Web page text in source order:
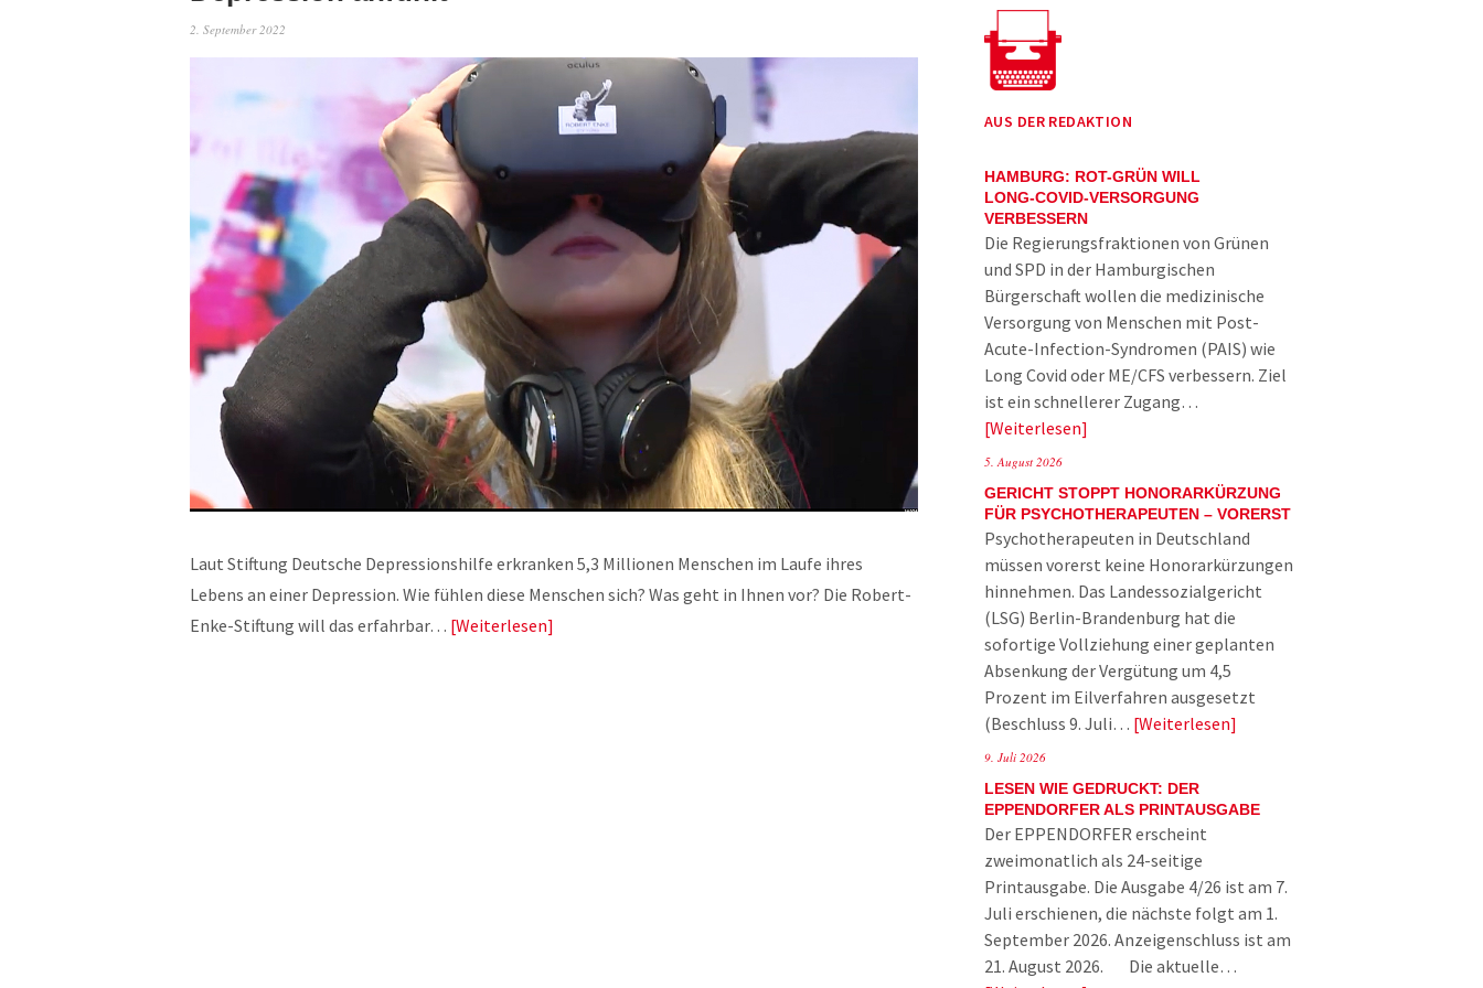
2. September 2022
Laut Stiftung Deutsche Depressionshilfe erkranken 5,3 Millionen Menschen im Laufe ihres
Lebens an einer Depression. Wie fühlen diese Menschen sich? Was geht in Ihnen vor? Die Robert-
Enke-Stiftung will das erfahrbar… Weiterlesen
AUS DER REDAKTION
HAMBURG: ROT-GRÜN WILL
LONG-COVID-VERSORGUNG
VERBESSERN
Die Regierungsfraktionen von Grünen
und SPD in der Hamburgischen
Bürgerschaft wollen die medizinische
Versorgung von Menschen mit Post-
Acute-Infection-Syndromen (PAIS) wie
Long Covid oder ME/CFS verbessern. Ziel
ist ein schnellerer Zugang…
Weiterlesen
5. August 2026
GERICHT STOPPT HONORARKÜRZUNG
FÜR PSYCHOTHERAPEUTEN – VORERST
Psychotherapeuten in Deutschland
müssen vorerst keine Honorarkürzungen
hinnehmen. Das Landessozialgericht
(LSG) Berlin-Brandenburg hat die
sofortige Vollziehung einer geplanten
Absenkung der Vergütung um 4,5
Prozent im Eilverfahren ausgesetzt
(Beschluss 9. Juli… Weiterlesen
9. Juli 2026
LESEN WIE GEDRUCKT: DER
EPPENDORFER ALS PRINTAUSGABE
Der EPPENDORFER erscheint
zweimonatlich als 24-seitige
Printausgabe. Die Ausgabe 4/26 ist am 7.
Juli erschienen, die nächste folgt am 1.
September 2026. Anzeigenschluss ist am
21. August 2026. Die aktuelle…